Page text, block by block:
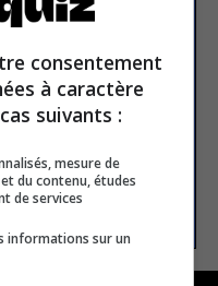
consentement
à caractère
suivants :
mesure de
du contenu, études
de services
informations sur un